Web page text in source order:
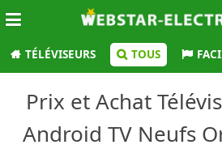
TÉLÉVISEURS TOUS
Prix et Achat
Android TV Neufs